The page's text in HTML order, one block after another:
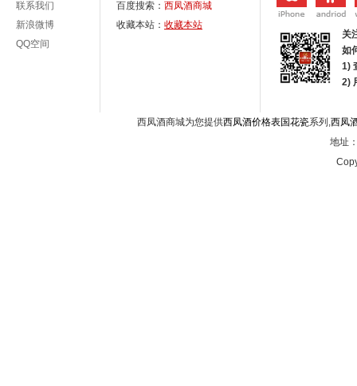
联系我们
新浪微博
QQ空间
百度搜索： 西凤酒商城
收藏本站： 收藏本站
关
如
1)
2)
西凤酒商城为您提供西凤酒价格表国花瓷系列,西凤
地址